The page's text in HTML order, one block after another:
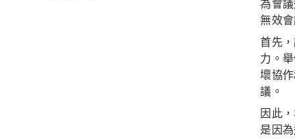
為會
無效
首先
力。
壞協
議。
因此
是因